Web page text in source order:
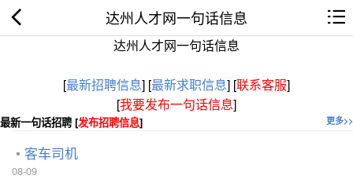
达州人才网一句话信息
达州人才网一句话信息
[最新招聘信息] [最新求职信息] [联系客服]
[我要发布一句话信息]
更多>>
最新一句话招聘 [发布招聘信息]
客车司机
08-09